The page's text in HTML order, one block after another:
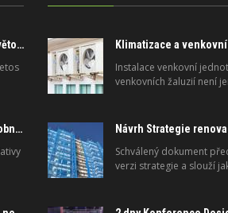
Konference DesignBlok Talks přiveze světové osobnosti designu a architektury
Co je pergola a co přístřešek? A které drobné stavby musíte povolovat? Pomůže metodika
Instalace venkovní
venkovních žaluzií není
Schválený dokument
verzi strategie a slouží